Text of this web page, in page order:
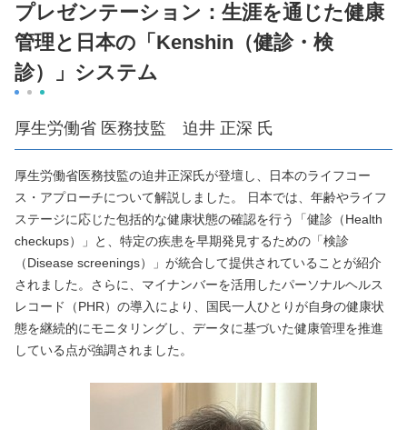
プレゼンテーション：生涯を通じた健康
管理と日本の「Kenshin（健診・検
診）」システム
厚生労働省 医務技監 迫井 正深 氏
厚生労働省医務技監の迫井正深氏が登壇し、日本のライフコー
ス・アプローチについて解説しました。 日本では、年齢やライフ
ステージに応じた包括的な健康状態の確認を行う「健診（Health
checkups）」と、特定の疾患を早期発見するための「検診
（Disease screenings）」が統合して提供されていることが紹介
されました。さらに、マイナンバーを活用したパーソナルヘルス
レコード（PHR）の導入により、国民一人ひとりが自身の健康状
態を継続的にモニタリングし、データに基づいた健康管理を推進
している点が強調されました。